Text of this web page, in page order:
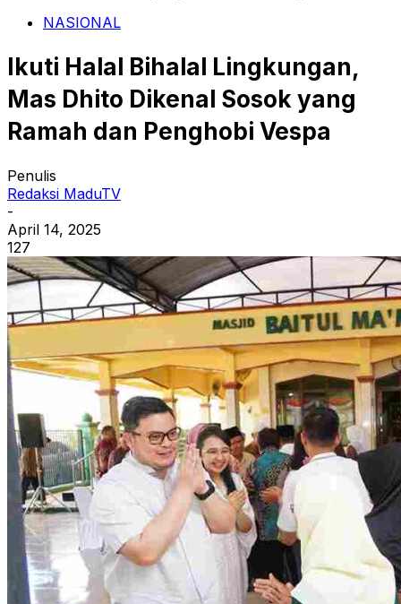
NASIONAL
Ikuti Halal Bihalal Lingkungan,
Mas Dhito Dikenal Sosok yang
Ramah dan Penghobi Vespa
Penulis
Redaksi MaduTV
-
April 14, 2025
127